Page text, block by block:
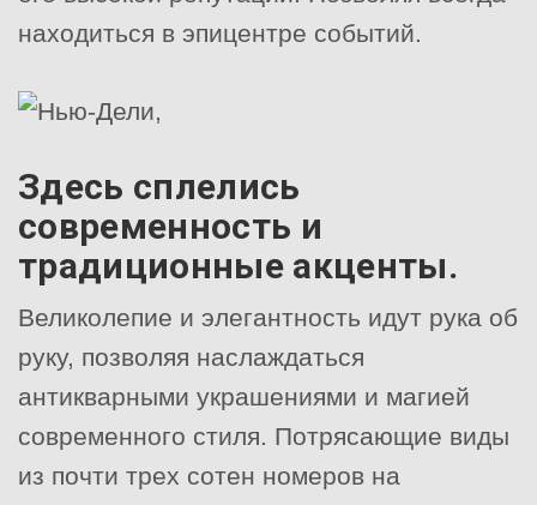
находиться в эпицентре событий.
Здесь сплелись
современность и
традиционные акценты.
Великолепие и элегантность идут рука об
руку, позволяя наслаждаться
антикварными украшениями и магией
современного стиля. Потрясающие виды
из почти трех сотен номеров на